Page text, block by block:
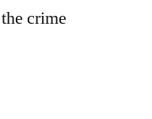
crime